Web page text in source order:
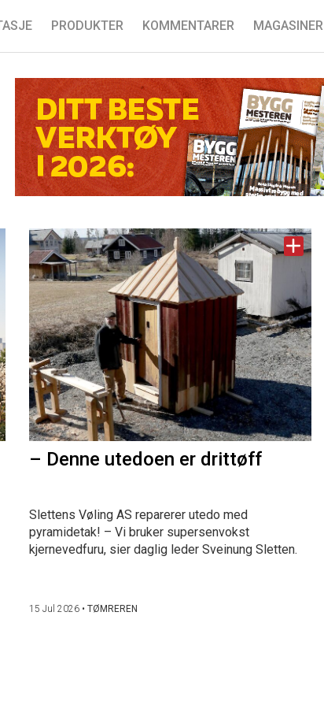
PRODUKTER KOMMENTARER MAGASINER
– Denne utedoen er drittøff
Slettens Vøling AS reparerer utedo med
pyramidetak! – Vi bruker supersenvokst
kjernevedfuru, sier daglig leder Sveinung Sletten.
15 Jul 2026• TØMREREN